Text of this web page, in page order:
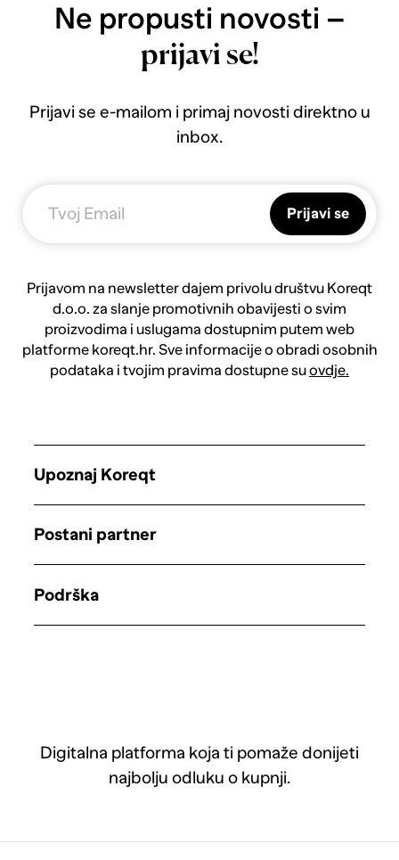
Ne propusti novosti –
prijavi se!
Prijavi se e-mailom i primaj novosti direktno u
inbox.
Prijavi se
Prijavom na newsletter dajem privolu društvu Koreqt
d.o.o. za slanje promotivnih obavijesti o svim
proizvodima i uslugama dostupnim putem web
platforme koreqt.hr. Sve informacije o obradi osobnih
podataka i tvojim pravima dostupne suovdje.
Digitalna platforma koja ti pomaže donijeti
najbolju odluku o kupnji.
Upoznaj Koreqt
Postani partner
Podrška